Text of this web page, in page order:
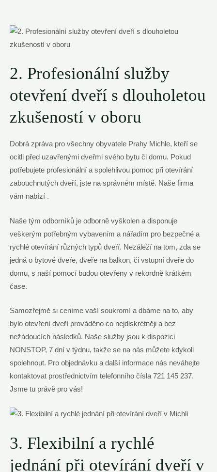
2. Profesionální služby
otevření dveří s dlouholetou
zkušeností v oboru
Dobrá zpráva pro všechny obyvatele Prahy Michle, kteří se
ocitli před uzavřenými dveřmi svého bytu či domu. Pokud
potřebujete profesionální a spolehlivou pomoc při otevírání
zabouchnutých dveří, jste na správném místě. Naše firma
vám nabízí .
Naše tým odborníků je odborně vyškolen a disponuje
veškerým potřebným vybavením a nářadím pro bezpečné a
rychlé otevírání různých typů dveří. Nezáleží na tom, zda se
jedná o bytové dveře, dveře na balkon, či vstupní dveře do
domu, s naší pomocí budou otevřeny v rekordně krátkém
čase.
Samozřejmě si ceníme vaší soukromí a dbáme na to, aby
bylo otevření dveří prováděno co nejdiskrétněji a bez
nežádoucích následků. Naše služby jsou k dispozici
NONSTOP, 7 dní v týdnu, takže se na nás můžete kdykoli
spolehnout. Pro objednávku a další informace nás neváhejte
kontaktovat prostřednictvím telefonního čísla 721 145 237.
Jsme tu právě pro vás!
3. Flexibilní a rychlé
jednání při otevírání dveří v